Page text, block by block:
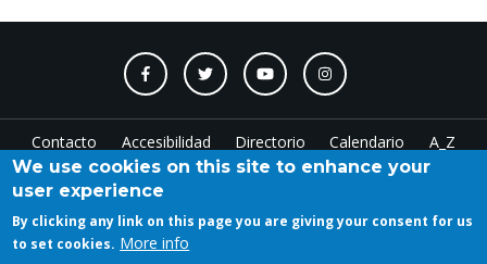
Contacto Accesibilidad Directorio Calendario A_Z
Log in
We use cookies on this site to enhance your
user experience
By clicking any link on this page you are giving your consent for us
to set cookies. More info